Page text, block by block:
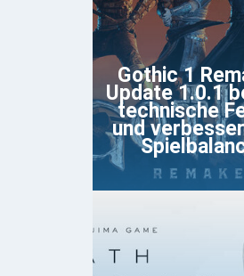
Gothic 1
Update 1.0.1
technische
und